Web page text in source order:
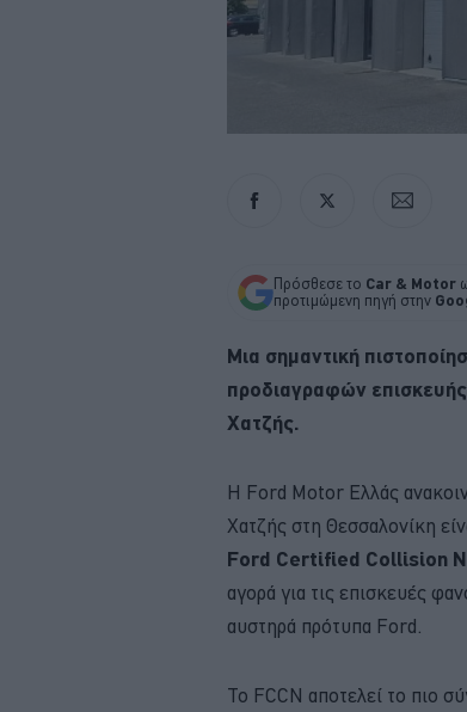
Πρόσθεσε το Car & Motor
προτιμώμενη πηγή στην
Μια σημαντική
προδιαγραφών
Χατζής.
Η Ford Motor Ελλάς
Χατζής στη Θεσσαλονίκη
Ford Certified Collision
αγορά για τις επισκευές
αυστηρά πρότυπα Ford.
Το FCCN αποτελεί το πιο